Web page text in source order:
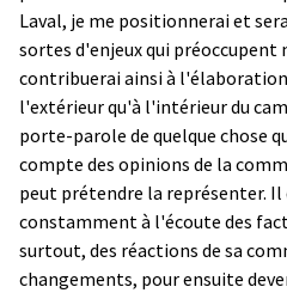
Laval, je me positionnerai et
sortes d'enjeux qui préoccupent
contribuerai ainsi à
l'extérieur qu'à l'intérieur du
porte-parole de quelque chose
compte des opinions de la
peut prétendre la représenter.
constamment à l'écoute des
surtout, des réactions de sa
changements, pour ensuite